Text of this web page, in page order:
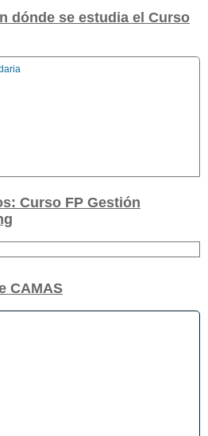
dónde se estudia el Curso
Curso FP Gestión
CAMAS